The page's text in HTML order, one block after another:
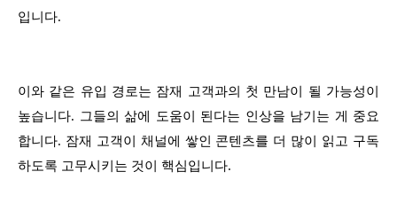
입니다.
이와 같은 유입 경로는 잠재 고객과의 첫 만남이 될 가능성이
높습니다. 그들의 삶에 도움이 된다는 인상을 남기는 게 중요
합니다. 잠재 고객이 채널에 쌓인 콘텐츠를 더 많이 읽고 구독
하도록 고무시키는 것이 핵심입니다.